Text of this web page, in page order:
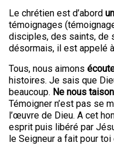
Le chrétien est d’abord
témoignages
disciples, des saints, de
désormais, il est appelé
Tous, nous aimons
histoires. Je sais que
beaucoup. Ne nous
Témoigner n’est pas se
l’œuvre de Dieu. A cet
esprit puis libéré par
le Seigneur a fait pour